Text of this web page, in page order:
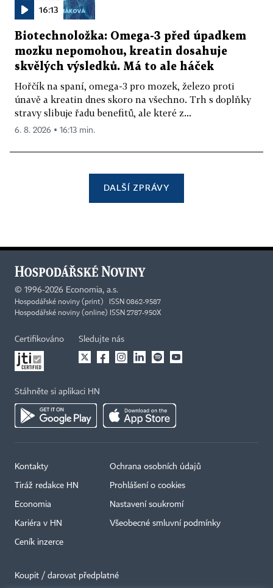
16:13
Biotechnoložka: Omega-3 před úpadkem
mozku nepomohou, kreatin dosahuje
skvělých výsledků. Má to ale háček
Hořčík na spaní, omega-3 pro mozek, železo proti
únavě a kreatin dnes skoro na všechno. Trh s doplňky
stravy slibuje řadu benefitů, ale které z...
6. 8. 2026 ▪ 16:13 min.
DALŠÍ ZPRÁVY
© 1996-2026 Economia, a.s.
Hospodářské noviny (print) ISSN 0862-9587
Hospodářské noviny (online) ISSN 2787-950X
Certifikováno Sledujte nás
Stáhněte si aplikaci HN
Kontakty
Tiráž redakce HN
Economia
Kariéra v HN
Ceník inzerce
Ochrana osobních údajů
Prohlášení o cookies
Nastavení soukromí
Všeobecné smluvní podmínky
Koupit / darovat předplatné